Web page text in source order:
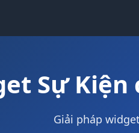
Sự
Giải pháp